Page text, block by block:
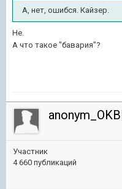
А, нет, ошибся. Кайзер.
Не.
А что такое "бавария"?
Участник
4 660 публикаций